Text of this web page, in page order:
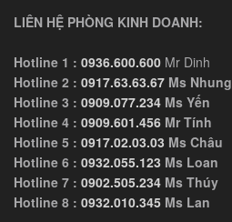
LIÊN HỆ PHÒNG KINH DOANH:
Hotline 1 : 0936.600.600 Mr Dinh
Hotline 2 : 0917.63.63.67 Ms Nhung
Hotline 3 : 0909.077.234 Ms Yến
Hotline 4 : 0909.601.456 Mr Tính
Hotline 5 : 0917.02.03.03 Ms Châu
Hotline 6 : 0932.055.123 Ms Loan
Hotline 7 : 0902.505.234 Ms Thúy
Hotline 8 : 0932.010.345 Ms Lan